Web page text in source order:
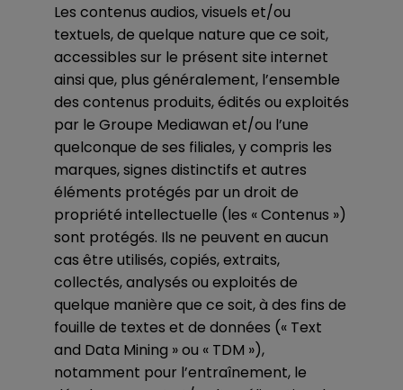
Les contenus audios, visuels et/ou
textuels, de quelque nature que ce soit,
accessibles sur le présent site internet
ainsi que, plus généralement, l’ensemble
des contenus produits, édités ou exploités
par le Groupe Mediawan et/ou l’une
quelconque de ses filiales, y compris les
marques, signes distinctifs et autres
éléments protégés par un droit de
propriété intellectuelle (les « Contenus »)
sont protégés. Ils ne peuvent en aucun
cas être utilisés, copiés, extraits,
collectés, analysés ou exploités de
quelque manière que ce soit, à des fins de
fouille de textes et de données (« Text
and Data Mining » ou « TDM »),
notamment pour l’entraînement, le